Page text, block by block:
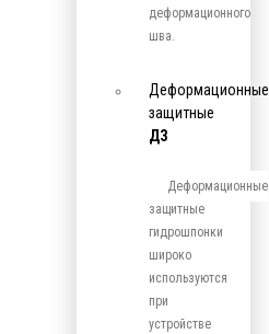
деформационного
шва.
Деформационные
защитные
ДЗ
Деформационные
защитные
гидрошпонки
широко
используются
при
устройстве